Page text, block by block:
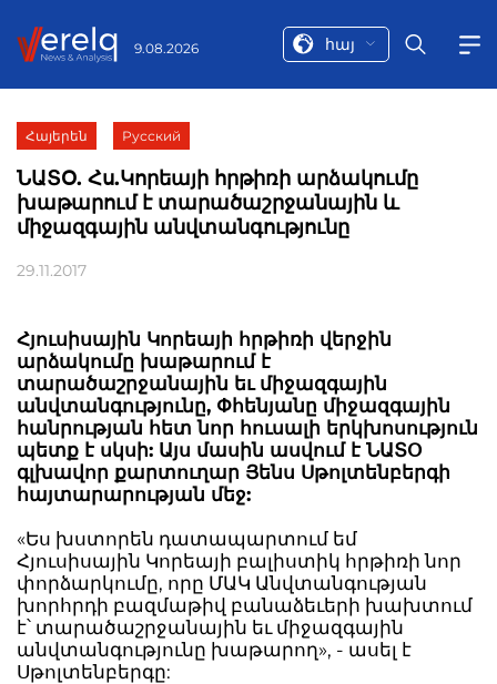
9.08.2026 հայ
Հայերեն Русский
ՆԱՏՕ. Հս.Կորեայի հրթիռի արձակումը
խաթարում է տարածաշրջանային և
միջազգային անվտանգությունը
29.11.2017
Հյուսիսային Կորեայի հրթիռի վերջին
արձակումը խաթարում է
տարածաշրջանային եւ միջազգային
անվտանգությունը, Փհենյանը միջազգային
հանրության հետ նոր հուսալի երկխոսություն
պետք է սկսի: Այս մասին ասվում է ՆԱՏՕ
գլխավոր քարտուղար Յենս Սթոլտենբերգի
հայտարարության մեջ:
«Ես խստորեն դատապարտում եմ
Հյուսիսային Կորեայի բալիստիկ հրթիռի նոր
փորձարկումը, որը ՄԱԿ Անվտանգության
խորհրդի բազմաթիվ բանաձեւերի խախտում
է՝ տարածաշրջանային եւ միջազգային
անվտանգությունը խաթարող», - ասել է
Սթոլտենբերգը: